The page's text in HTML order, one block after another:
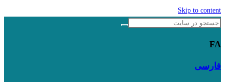
Skip to content
FA
فارسی